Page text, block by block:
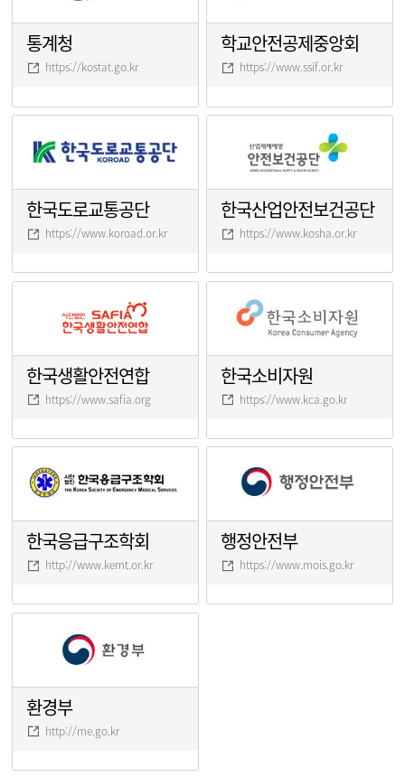
통계청
https://kostat.go.kr
학교안전공제중앙회
https://www.ssif.or.kr
한국도로교통공단
https://www.koroad.or.kr
한국산업안전보건공단
https://www.kosha.or.kr
한국생활안전연합
https://www.safia.org
한국소비자원
https://www.kca.go.kr
한국응급구조학회
http://www.kemt.or.kr
행정안전부
https://www.mois.go.kr
환경부
http://me.go.kr